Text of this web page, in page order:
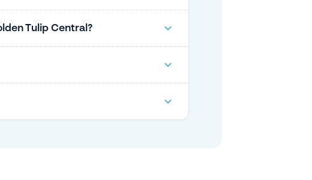
Tulip Central?